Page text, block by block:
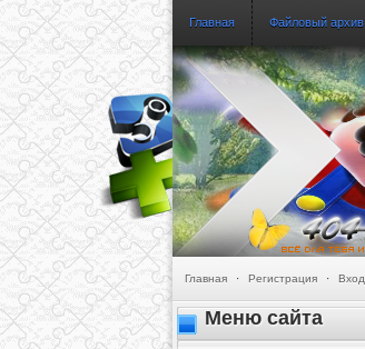
Главная Файловый архив
Главная · Регистрация · Вход
Меню сайта